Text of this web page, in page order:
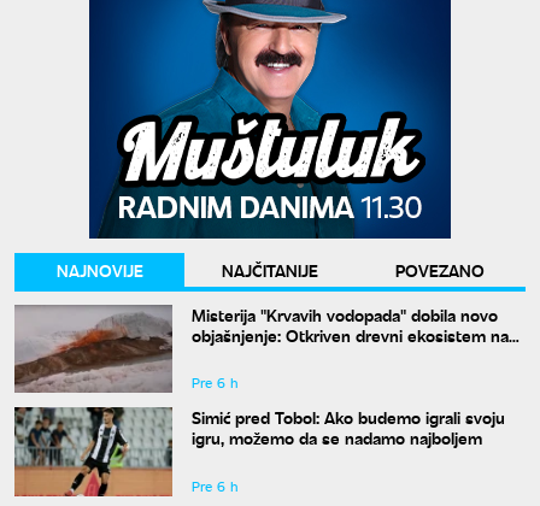
NAJNOVIJE NAJČITANIJE
POVEZANO
Misterija "Krvavih vodopada" dobila novo
objašnjenje: Otkriven drevni ekosistem na
Pre 6 h
Simić pred Tobol: Ako budemo igrali svoju
igru, možemo da se nadamo najboljem
Pre 6 h